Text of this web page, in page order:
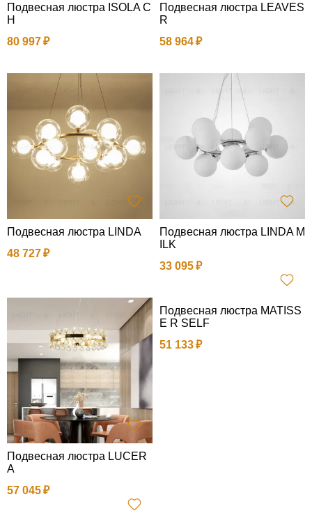
Подвесная люстра ISOLA C
H
80 997
Подвесная люстра LEAVES
R
58 964
Подвесная люстра LINDA
48 727
Подвесная люстра LINDA M
ILK
33 095
Подвесная люстра LUCER
A
57 045
Подвесная люстра MATISS
E R SELF
51 133